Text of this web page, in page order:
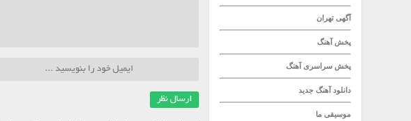
آگهی تهران
پخش آهنگ
پخش سراسری آهنگ
دانلود آهنگ جدید
موسیقی ما